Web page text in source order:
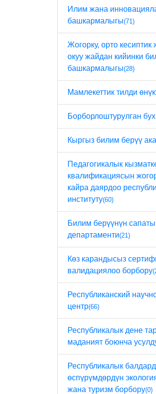
Илим жана
башкармалыгы(71)
Жогорку, орто кесиптик
окуу жайдан кийинки
башкармалыгы(28)
Мамлекеттик тилди
Борборлоштурулган
Кыргыз билим берүү
Педагогикалык
квалификациясын
кайра даярдоо
институту(60)
Билим берүүнүн
департаменти(21)
Көз карандысыз
валидациялоо борбору
Республиканский
центр(66)
Республикалык дене
маданият боюнча
Республикалык
өспүрүмдөрдүн
жана туризм борбору(0)